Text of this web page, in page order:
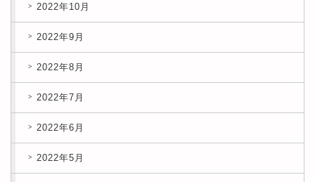
2022年10月
2022年9月
2022年8月
2022年7月
2022年6月
2022年5月